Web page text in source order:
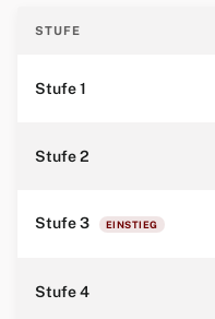
STUFE
Stufe 1
Stufe 2
Stufe 3 EINSTIEG
Stufe 4